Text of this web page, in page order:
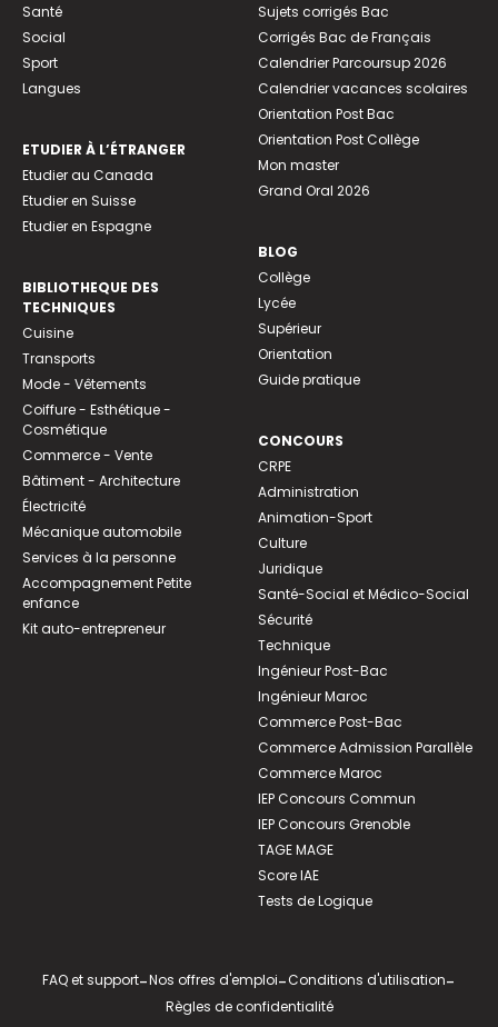
Santé
Social
Sport
Langues
ETUDIER À L’ÉTRANGER
Etudier au Canada
Etudier en Suisse
Etudier en Espagne
BIBLIOTHEQUE DES
TECHNIQUES
Cuisine
Transports
Mode - Vêtements
Coiffure - Esthétique -
Cosmétique
Commerce - Vente
Bâtiment - Architecture
Électricité
Mécanique automobile
Services à la personne
Accompagnement Petite
enfance
Kit auto-entrepreneur
Sujets corrigés Bac
Corrigés Bac de Français
Calendrier Parcoursup 2026
Calendrier vacances scolaires
Orientation Post Bac
Orientation Post Collège
Mon master
Grand Oral 2026
BLOG
Collège
Lycée
Supérieur
Orientation
Guide pratique
CONCOURS
CRPE
Administration
Animation-Sport
Culture
Juridique
Santé-Social et Médico-Social
Sécurité
Technique
Ingénieur Post-Bac
Ingénieur Maroc
Commerce Post-Bac
Commerce Admission Parallèle
Commerce Maroc
IEP Concours Commun
IEP Concours Grenoble
TAGE MAGE
Score IAE
Tests de Logique
FAQ et support-Nos offres d'emploi-Conditions d'utilisation-
Règles de confidentialité